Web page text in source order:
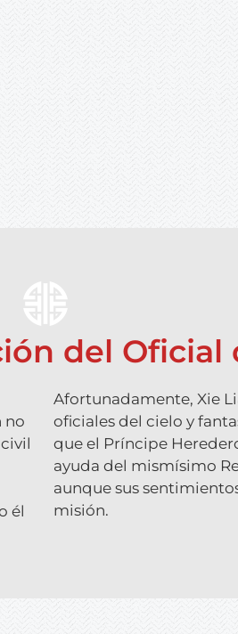
del Oficial
no
él
Afortunadamente, Xie
oficiales del cielo y
que el Príncipe
ayuda del mismísimo
aunque sus
misión.